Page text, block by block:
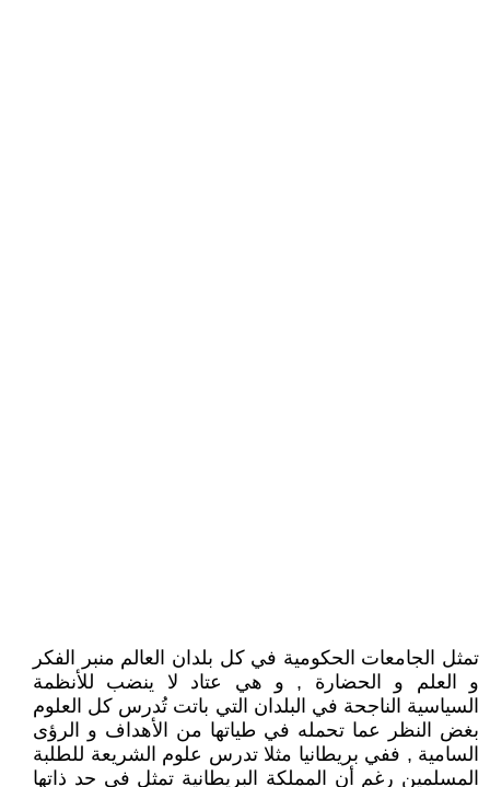
تمثل الجامعات الحكومية في كل بلدان العالم منبر الفكر
و العلم و الحضارة , و هي عتاد لا ينضب للأنظمة
السياسية الناجحة في البلدان التي باتت تُدرس كل العلوم
بغض النظر عما تحمله في طياتها من الأهداف و الرؤى
السامية , ففي بريطانيا مثلا تدرس علوم الشريعة للطلبة
المسلمين رغم أن المملكة البريطانية تمثل في حد ذاتها